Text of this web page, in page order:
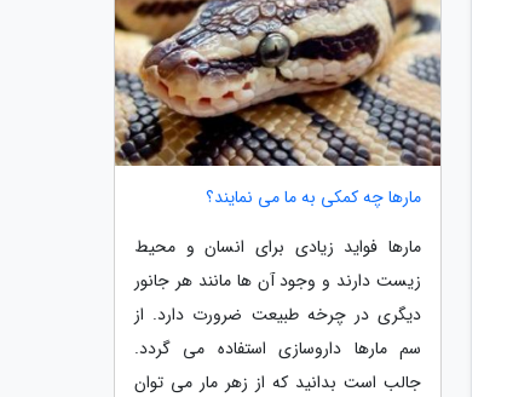
مارها چه کمکی به ما می نمایند؟
مارها فواید زیادی برای انسان و محیط
زیست دارند و وجود آن ها مانند هر جانور
دیگری در چرخه طبیعت ضرورت دارد. از
سم مارها داروسازی استفاده می گردد.
جالب است بدانید که از زهر مار می توان